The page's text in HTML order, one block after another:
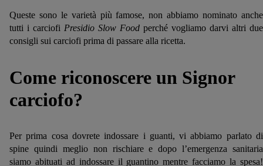
Queste sono le varietà più famose, non abbiamo nominato anche
tutti i carciofi Presidio Slow Food perché vogliamo darvi altri due
consigli sui carciofi prima di passare alla ricetta.
Come riconoscere un Signor
carciofo?
Per prima cosa dovrete indossare i guanti, vi abbiamo parlato di
spine quindi meglio non rischiare e dopo l’emergenza sanitaria
siamo abituati ad indossare il guantino mentre facciamo la spesa!